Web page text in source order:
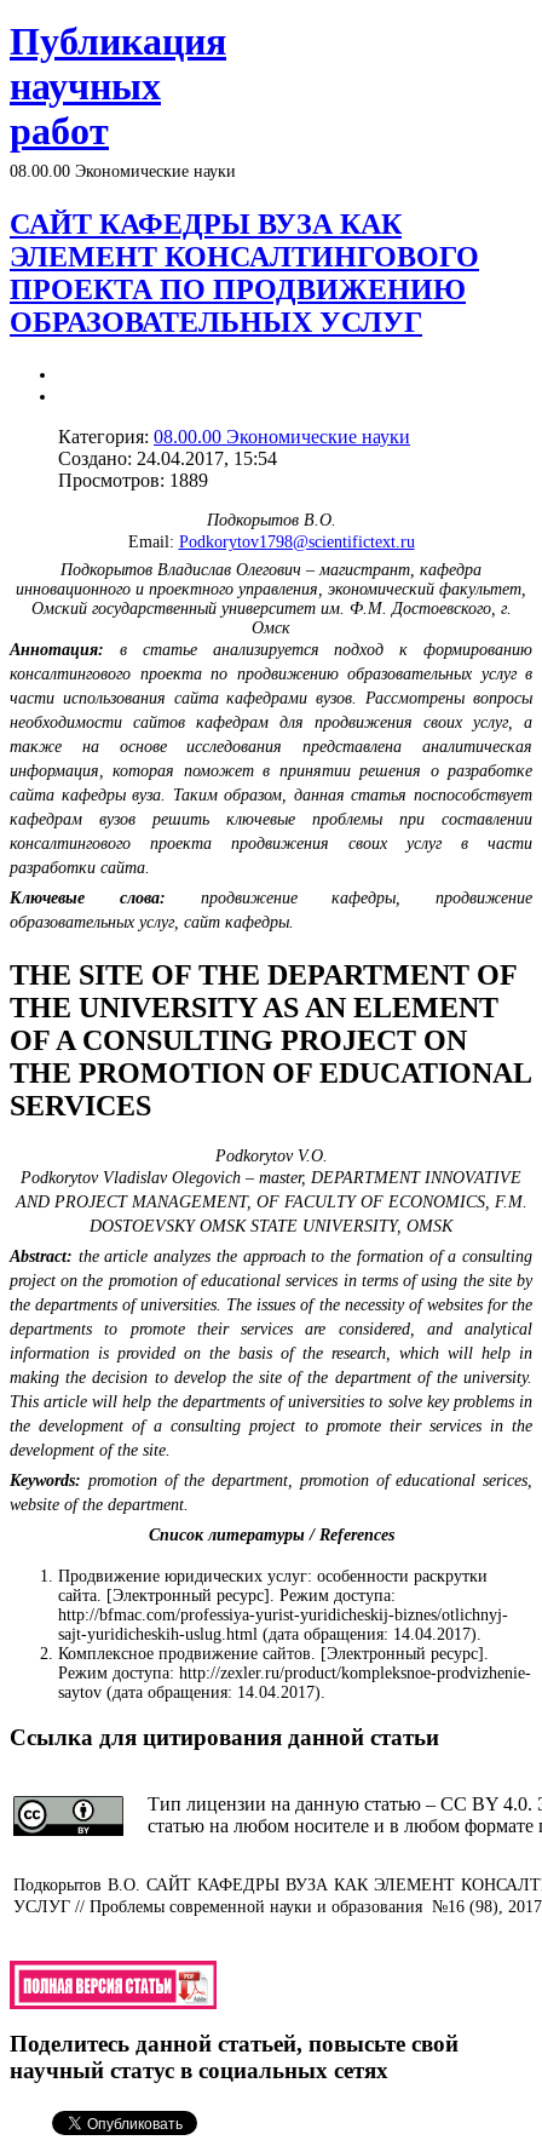
Публикация
научных
работ
08.00.00 Экономические науки
САЙТ КАФЕДРЫ ВУЗА КАК
ЭЛЕМЕНТ КОНСАЛТИНГОВОГО
ПРОЕКТА ПО ПРОДВИЖЕНИЮ
ОБРАЗОВАТЕЛЬНЫХ УСЛУГ
Категория: 08.00.00 Экономические науки
Создано: 24.04.2017, 15:54
Просмотров: 1889
Подкорытов В.О.
Email: Podkorytov1798@scientifictext.ru
Подкорытов Владислав Олегович – магистрант, кафедра
инновационного и проектного управления, экономический факультет,
Омский государственный университет им. Ф.М. Достоевского, г.
Омск
Аннотация: в статье анализируется подход к формированию
консалтингового проекта по продвижению образовательных услуг в
части использования сайта кафедрами вузов. Рассмотрены вопросы
необходимости сайтов кафедрам для продвижения своих услуг, а
также на основе исследования представлена аналитическая
информация, которая поможет в принятии решения о разработке
сайта кафедры вуза. Таким образом, данная статья поспособствует
кафедрам вузов решить ключевые проблемы при составлении
консалтингового проекта продвижения своих услуг в части
разработки сайта.
Ключевые слова: продвижение кафедры, продвижение
образовательных услуг, сайт кафедры.
THE SITE OF THE DEPARTMENT OF
THE UNIVERSITY AS AN ELEMENT
OF A CONSULTING PROJECT ON
THE PROMOTION OF EDUCATIONAL
SERVICES
Podkorytov V.O.
Podkorytov Vladislav Olegovich – master, DEPARTMENT INNOVATIVE
AND PROJECT MANAGEMENT, OF FACULTY OF ECONOMICS, F.M.
DOSTOEVSKY OMSK STATE UNIVERSITY, OMSK
Abstract: the article analyzes the approach to the formation of a consulting
project on the promotion of educational services in terms of using the site by
the departments of universities. The issues of the necessity of websites for the
departments to promote their services are considered, and analytical
information is provided on the basis of the research, which will help in
making the decision to develop the site of the department of the university.
This article will help the departments of universities to solve key problems in
the development of a consulting project to promote their services in the
development of the site.
Keywords: promotion of the department, promotion of educational serices,
website of the department.
Список литературы / References
Продвижение юридических услуг: особенности раскрутки
сайта. [Электронный ресурс]. Режим доступа:
http://bfmac.com/professiya-yurist-yuridicheskij-biznes/otlichnyj-
sajt-yuridicheskih-uslug.html (дата обращения: 14.04.2017).
Комплексное продвижение сайтов. [Электронный ресурс].
Режим доступа: http://zexler.ru/product/kompleksnoe-prodvizhenie-
saytov (дата обращения: 14.04.2017).
Ссылка для цитирования данной статьи
Тип лицензии на данную статью – CC BY 4.0.
статью на любом носителе и в любом формате
Подкорытов В.О. САЙТ КАФЕДРЫ ВУЗА КАК ЭЛЕМЕНТ
УСЛУГ // Проблемы современной науки и образования №16 (98),
Поделитесь данной статьей, повысьте свой
научный статус в социальных сетях